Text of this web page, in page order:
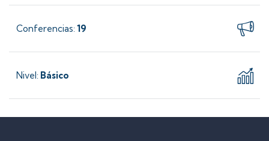
Conferencias:19
Nivel : Básico